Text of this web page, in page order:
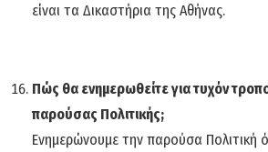
είναι τα Δικαστήρια της Αθήνας.
Πώς θα ενημερωθείτε για τυχόν
παρούσας Πολιτικής;
Ενημερώνουμε την παρούσα Πολιτική